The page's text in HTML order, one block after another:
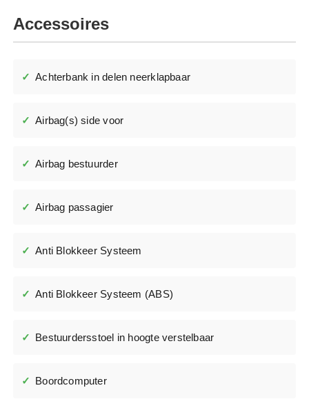
Accessoires
Achterbank in delen neerklapbaar
Airbag(s) side voor
Airbag bestuurder
Airbag passagier
Anti Blokkeer Systeem
Anti Blokkeer Systeem (ABS)
Bestuurdersstoel in hoogte verstelbaar
Boordcomputer